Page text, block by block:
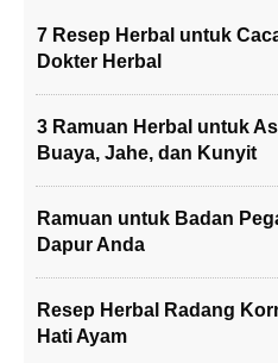
7 Resep Herbal untuk
Dokter Herbal
3 Ramuan Herbal untuk
Buaya, Jahe, dan Kunyit
Ramuan untuk Badan
Dapur Anda
Resep Herbal Radang
Hati Ayam